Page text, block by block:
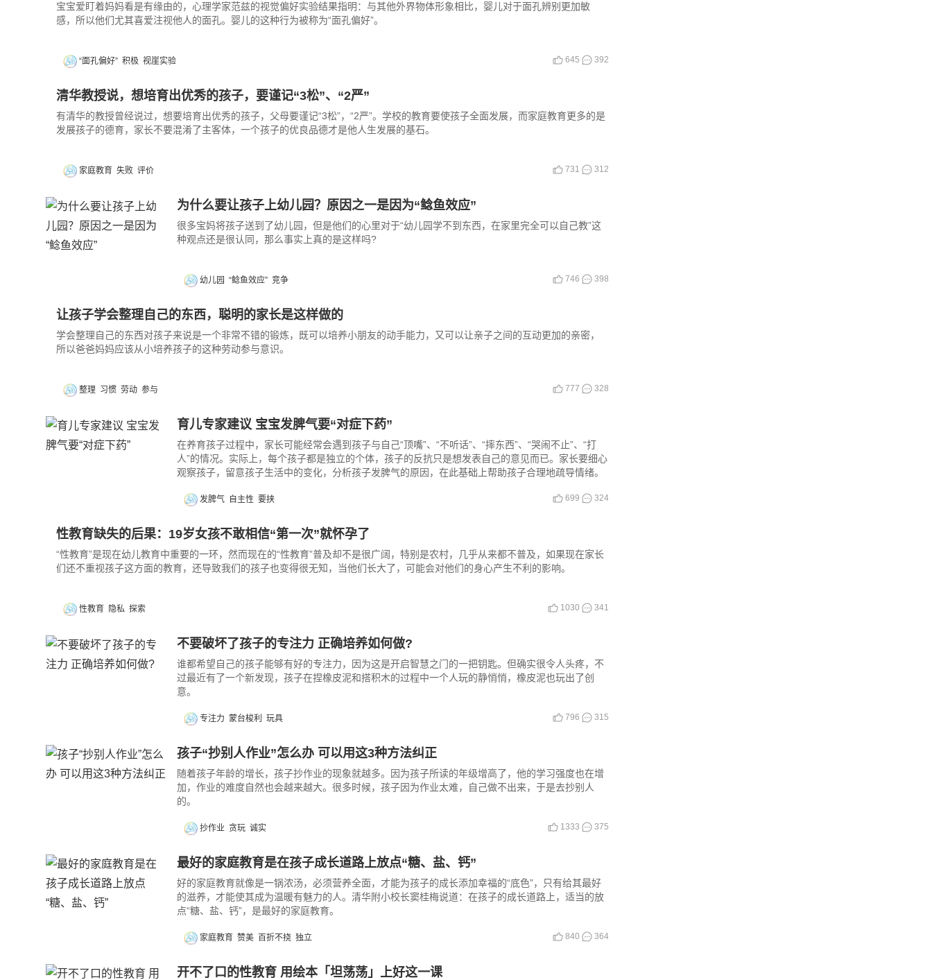
宝宝爱盯着妈妈看是有缘由的，心理学家范兹的视觉偏好实验结果指明：与其他外界物体形象相比，婴儿对于面孔辨别更加敏
感，所以他们尤其喜爱注视他人的面孔。婴儿的这种行为被称为“面孔偏好”。
“面孔偏好” 积极 视崖实验 645 392
清华教授说，想培育出优秀的孩子，要谨记“3松”、“2严”
有清华的教授曾经说过，想要培育出优秀的孩子，父母要谨记“3松”，“2严”。学校的教育要使孩子全面发展，而家庭教育更多的是
发展孩子的德育，家长不要混淆了主客体，一个孩子的优良品德才是他人生发展的基石。
家庭教育 失败 评价 731 312
为什么要让孩子上幼儿园？原因之一是因为“鲶鱼效应”
很多宝妈将孩子送到了幼儿园，但是他们的心里对于“幼儿园学不到东西，在家里完全可以自己教”这
种观点还是很认同，那么事实上真的是这样吗?
幼儿园 “鲶鱼效应” 竞争 746 398
让孩子学会整理自己的东西，聪明的家长是这样做的
学会整理自己的东西对孩子来说是一个非常不错的锻炼，既可以培养小朋友的动手能力，又可以让亲子之间的互动更加的亲密，
所以爸爸妈妈应该从小培养孩子的这种劳动参与意识。
整理 习惯 劳动 参与 777 328
育儿专家建议 宝宝发脾气要“对症下药”
在养育孩子过程中，家长可能经常会遇到孩子与自己“顶嘴”、“不听话”、“摔东西”、“哭闹不止”、“打
人”的情况。实际上，每个孩子都是独立的个体，孩子的反抗只是想发表自己的意见而已。家长要细心
观察孩子，留意孩子生活中的变化，分析孩子发脾气的原因，在此基础上帮助孩子合理地疏导情绪。
发脾气 自主性 要挟 699 324
性教育缺失的后果：19岁女孩不敢相信“第一次”就怀孕了
“性教育”是现在幼儿教育中重要的一环，然而现在的“性教育”普及却不是很广阔，特别是农村，几乎从来都不普及，如果现在家长
们还不重视孩子这方面的教育，还导致我们的孩子也变得很无知，当他们长大了，可能会对他们的身心产生不利的影响。
性教育 隐私 探索 1030 341
不要破坏了孩子的专注力 正确培养如何做?
谁都希望自己的孩子能够有好的专注力，因为这是开启智慧之门的一把钥匙。但确实很令人头疼，不
过最近有了一个新发现，孩子在捏橡皮泥和搭积木的过程中一个人玩的静悄悄，橡皮泥也玩出了创
意。
专注力 蒙台梭利 玩具 796 315
孩子“抄别人作业”怎么办 可以用这3种方法纠正
随着孩子年龄的增长，孩子抄作业的现象就越多。因为孩子所读的年级增高了，他的学习强度也在增
加，作业的难度自然也会越来越大。很多时候，孩子因为作业太难，自己做不出来，于是去抄别人
的。
抄作业 贪玩 诚实 1333 375
最好的家庭教育是在孩子成长道路上放点“糖、盐、钙”
好的家庭教育就像是一锅浓汤，必须营养全面，才能为孩子的成长添加幸福的“底色”，只有给其最好
的滋养，才能使其成为温暖有魅力的人。清华附小校长窦桂梅说道：在孩子的成长道路上，适当的放
点“糖、盐、钙”，是最好的家庭教育。
家庭教育 赞美 百折不挠 独立 840 364
开不了口的性教育 用绘本「坦荡荡」上好这一课